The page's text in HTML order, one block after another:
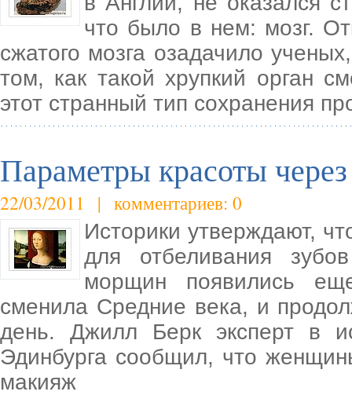
что было в нем: мозг.
сжатого мозга озадачило
том, как такой хрупкий орган
этот странный тип сохранения
Параметры красоты
22/03/2011 | комментариев: 0
Историки утверждают,
для отбеливания
морщин появились
сменила Средние века, и
день. Джилл Берк эксперт в
Эдинбурга сообщил, что
макияж